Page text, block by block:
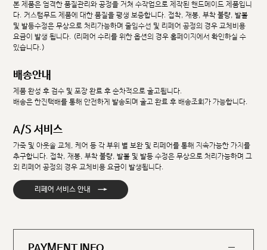
본 제품은 엄격한 품질관리와 공정을 거쳐 수작업으로 제작된 핸드메이드 제품입니
다. 커스텀무드 제품에 대한 품질을 평생 보증합니다. 접착, 재봉, 부착 불량, 발볼
및 발등수정은 무상으로 처리가능하며 줄임수선 및 리페어 공정의 경우 교체비용
요금이 발생 됩니다. (리페어 수리를 위한 옵션의 경우 홈페이지에서 확인하실 수
있습니다.)
배송안내
제품 완성 후 검수 및 포장 완료 후 순차적으로 출고됩니다.
배송은 한진택배를 통해 안전하게 발송되며 출고 완료 후 배송조회가 가능합니다.
A/S 서비스
가죽 및 아웃솔 교체, 케어 등 각 부위 별 보완 및 리페어를 통해 지속가능한 가치를
추구합니다. 접착, 재봉, 부착 불량, 발볼 및 발등 수정은 무상으로 처리가능하며 그
외 리페어 공정의 경우 교체비용 요금이 발생됩니다.
리페어 서비스 안내 →